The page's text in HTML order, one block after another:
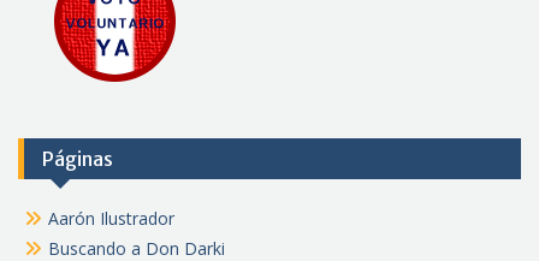
Páginas
Aarón Ilustrador
Buscando a Don Darki